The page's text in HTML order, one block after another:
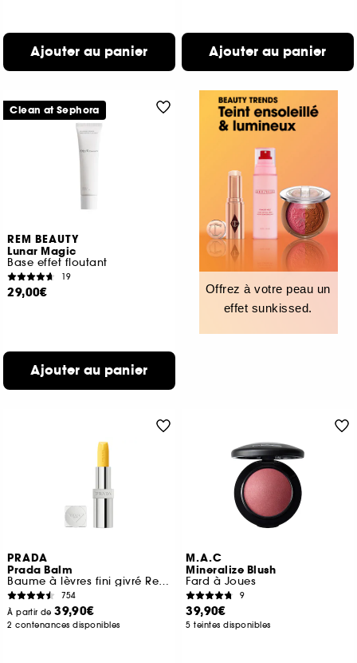
Ajouter au panier Ajouter au panier
REM BEAUTY
Lunar Magic
Base effet floutant
19
29,00€
Ajouter au panier
Clean at Sephora
Offrez à votre peau un
effet sunkissed.
PRADA
Prada Balm
Baume à lèvres fini givré Rechargeable
754
À partir de39,90€
2 contenances disponibles
M.A.C
Mineralize Blush
Fard à Joues
9
39,90€
5 teintes disponibles